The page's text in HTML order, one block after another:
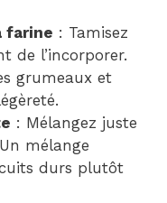
farine : Tamisez
de l’incorporer.
grumeaux et
: Mélangez juste
mélange
durs plutôt